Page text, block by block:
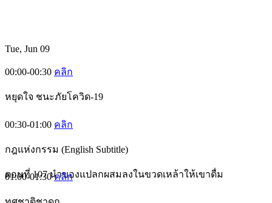
Tue, Jun 09
00:00-00:30 คลิก
หยุดใจ ชนะภัยโควิด-19
00:30-01:00 คลิก
กฎแห่งกรรม (English Subtitle)
ตอนที่ 107 นำของแปลกผสมลงในขวดเหล้าให้เขาดื่ม
01:00-01:30คลิก